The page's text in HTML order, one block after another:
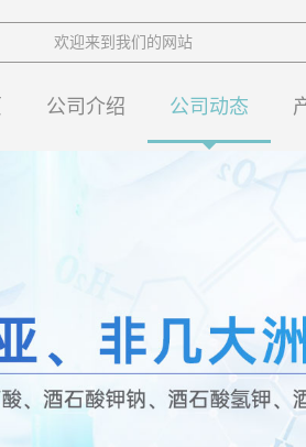
欢迎来到我们的网站
公司介绍 公司动态